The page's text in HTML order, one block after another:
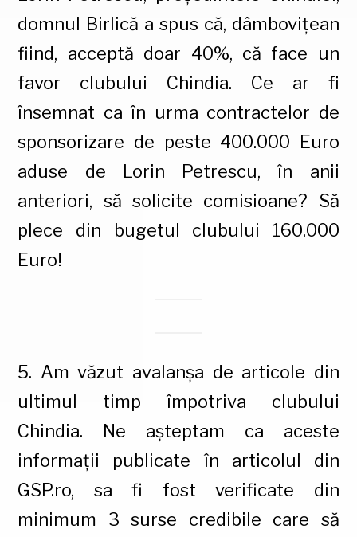
domnul Birlică a spus că, dâmbovițean
fiind, acceptă doar 40%, că face un
favor clubului Chindia. Ce ar fi
însemnat ca în urma contractelor de
sponsorizare de peste 400.000 Euro
aduse de Lorin Petrescu, în anii
anteriori, să solicite comisioane? Să
plece din bugetul clubului 160.000
Euro!
5. Am văzut avalanșa de articole din
ultimul timp împotriva clubului
Chindia. Ne așteptam ca aceste
informații publicate în articolul din
GSP.ro, sa fi fost verificate din
minimum 3 surse credibile care să